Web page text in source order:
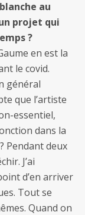
au
projet qui
?
en est la
le covid.
général
que l’artiste
essentiel,
dans la
Pendant deux
J’ai
d’en arriver
Tout se
Quand on